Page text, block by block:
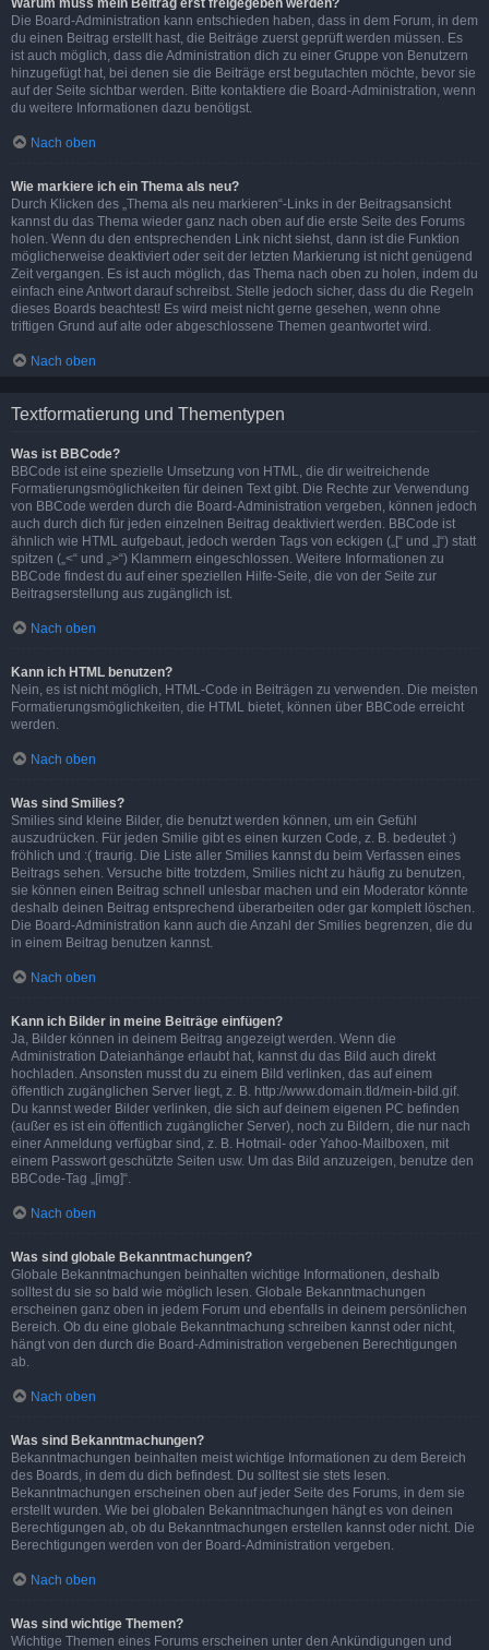
Warum muss mein Beitrag erst freigegeben werden?
Die Board-Administration kann entschieden haben, dass in dem Forum, in dem
du einen Beitrag erstellt hast, die Beiträge zuerst geprüft werden müssen. Es
ist auch möglich, dass die Administration dich zu einer Gruppe von Benutzern
hinzugefügt hat, bei denen sie die Beiträge erst begutachten möchte, bevor sie
auf der Seite sichtbar werden. Bitte kontaktiere die Board-Administration, wenn
du weitere Informationen dazu benötigst.
Nach oben
Wie markiere ich ein Thema als neu?
Durch Klicken des „Thema als neu markieren“-Links in der Beitragsansicht
kannst du das Thema wieder ganz nach oben auf die erste Seite des Forums
holen. Wenn du den entsprechenden Link nicht siehst, dann ist die Funktion
möglicherweise deaktiviert oder seit der letzten Markierung ist nicht genügend
Zeit vergangen. Es ist auch möglich, das Thema nach oben zu holen, indem du
einfach eine Antwort darauf schreibst. Stelle jedoch sicher, dass du die Regeln
dieses Boards beachtest! Es wird meist nicht gerne gesehen, wenn ohne
triftigen Grund auf alte oder abgeschlossene Themen geantwortet wird.
Nach oben
Textformatierung und Thementypen
Was ist BBCode?
BBCode ist eine spezielle Umsetzung von HTML, die dir weitreichende
Formatierungsmöglichkeiten für deinen Text gibt. Die Rechte zur Verwendung
von BBCode werden durch die Board-Administration vergeben, können jedoch
auch durch dich für jeden einzelnen Beitrag deaktiviert werden. BBCode ist
ähnlich wie HTML aufgebaut, jedoch werden Tags von eckigen („[“ und „]“) statt
spitzen („<“ und „>“) Klammern eingeschlossen. Weitere Informationen zu
BBCode findest du auf einer speziellen Hilfe-Seite, die von der Seite zur
Beitragserstellung aus zugänglich ist.
Nach oben
Kann ich HTML benutzen?
Nein, es ist nicht möglich, HTML-Code in Beiträgen zu verwenden. Die meisten
Formatierungsmöglichkeiten, die HTML bietet, können über BBCode erreicht
werden.
Nach oben
Was sind Smilies?
Smilies sind kleine Bilder, die benutzt werden können, um ein Gefühl
auszudrücken. Für jeden Smilie gibt es einen kurzen Code, z. B. bedeutet :)
fröhlich und :( traurig. Die Liste aller Smilies kannst du beim Verfassen eines
Beitrags sehen. Versuche bitte trotzdem, Smilies nicht zu häufig zu benutzen,
sie können einen Beitrag schnell unlesbar machen und ein Moderator könnte
deshalb deinen Beitrag entsprechend überarbeiten oder gar komplett löschen.
Die Board-Administration kann auch die Anzahl der Smilies begrenzen, die du
in einem Beitrag benutzen kannst.
Nach oben
Kann ich Bilder in meine Beiträge einfügen?
Ja, Bilder können in deinem Beitrag angezeigt werden. Wenn die
Administration Dateianhänge erlaubt hat, kannst du das Bild auch direkt
hochladen. Ansonsten musst du zu einem Bild verlinken, das auf einem
öffentlich zugänglichen Server liegt, z. B. http://www.domain.tld/mein-bild.gif.
Du kannst weder Bilder verlinken, die sich auf deinem eigenen PC befinden
(außer es ist ein öffentlich zugänglicher Server), noch zu Bildern, die nur nach
einer Anmeldung verfügbar sind, z. B. Hotmail- oder Yahoo-Mailboxen, mit
einem Passwort geschützte Seiten usw. Um das Bild anzuzeigen, benutze den
BBCode-Tag „[img]“.
Nach oben
Was sind globale Bekanntmachungen?
Globale Bekanntmachungen beinhalten wichtige Informationen, deshalb
solltest du sie so bald wie möglich lesen. Globale Bekanntmachungen
erscheinen ganz oben in jedem Forum und ebenfalls in deinem persönlichen
Bereich. Ob du eine globale Bekanntmachung schreiben kannst oder nicht,
hängt von den durch die Board-Administration vergebenen Berechtigungen
ab.
Nach oben
Was sind Bekanntmachungen?
Bekanntmachungen beinhalten meist wichtige Informationen zu dem Bereich
des Boards, in dem du dich befindest. Du solltest sie stets lesen.
Bekanntmachungen erscheinen oben auf jeder Seite des Forums, in dem sie
erstellt wurden. Wie bei globalen Bekanntmachungen hängt es von deinen
Berechtigungen ab, ob du Bekanntmachungen erstellen kannst oder nicht. Die
Berechtigungen werden von der Board-Administration vergeben.
Nach oben
Was sind wichtige Themen?
Wichtige Themen eines Forums erscheinen unter den Ankündigungen und